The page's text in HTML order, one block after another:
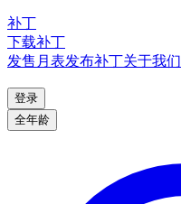
补丁
下载补丁
发售月表发布补丁关于我们
登录
全年龄